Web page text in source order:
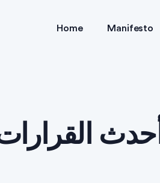
Home Manifesto